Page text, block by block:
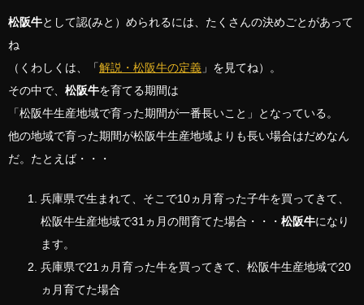
松阪牛として認(みと）められるには、たくさんの決めごとがあって
ね
（くわしくは、「解説・松阪牛の定義 」を見てね）。
その中で、 松阪牛を育てる期間は
「松阪牛生産地域で育った期間が一番長いこと」となっている。
他の地域で育った期間が松阪牛生産地域よりも長い場合はだめなん
だ。たとえば・・・
兵庫県で生まれて、そこで10ヵ月育った子牛を買ってきて、
松阪牛生産地域で31ヵ月の間育てた場合・・・ 松阪牛になり
ます。
兵庫県で21ヵ月育った牛を買ってきて、松阪牛生産地域で20
ヵ月育てた場合